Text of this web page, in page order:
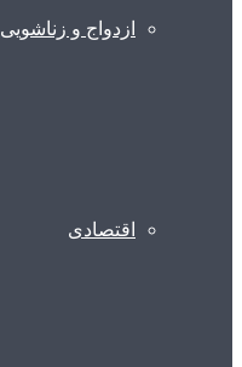
ازدواج و زناشویی
اقتصادی